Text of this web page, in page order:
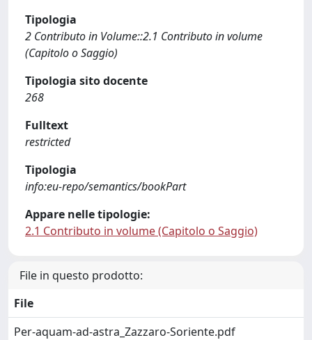
Tipologia
2 Contributo in Volume::2.1 Contributo in volume
(Capitolo o Saggio)
Tipologia sito docente
268
Fulltext
restricted
Tipologia
info:eu-repo/semantics/bookPart
Appare nelle tipologie:
2.1 Contributo in volume (Capitolo o Saggio)
File in questo prodotto:
File
Per-aquam-ad-astra_Zazzaro-Soriente.pdf